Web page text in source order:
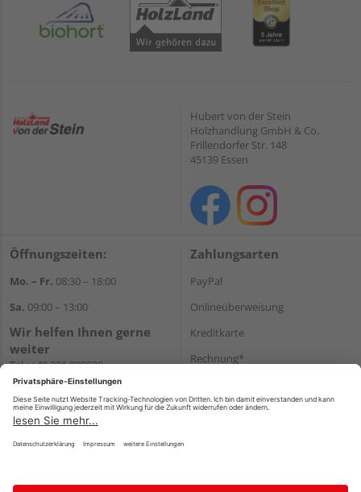
Hubert von der Stein
Holzhandlung GmbH & Co.
Frillendorfer Str. 148
45139 Essen
Öffnungszeiten:
Mo. – Fr. 08:30 – 18:00
Sa. 09:00 – 13:00
Wir helfen Ihnen gerne
weiter
Tel.:+49 201 898020
E-Mail:shop@vonderstein.de
Zahlungsarten
PayPal
Onlineüberweisung
Kreditkarte
Rechnung*
Versand
Impressum AGB Widerruf Datenschutz